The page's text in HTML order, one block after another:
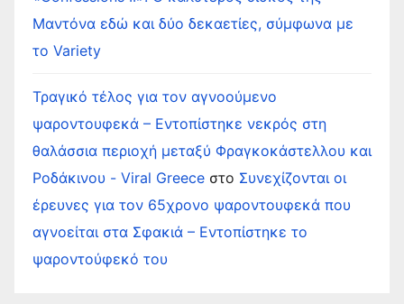
Μαντόνα εδώ και δύο δεκαετίες, σύμφωνα με
το Variety
Τραγικό τέλος για τον αγνοούμενο
ψαροντουφεκά – Εντοπίστηκε νεκρός στη
θαλάσσια περιοχή μεταξύ Φραγκοκάστελλου και
Ροδάκινου - Viral Greece στο Συνεχίζονται οι
έρευνες για τον 65χρονο ψαροντουφεκά που
αγνοείται στα Σφακιά – Εντοπίστηκε το
ψαροντούφεκό του